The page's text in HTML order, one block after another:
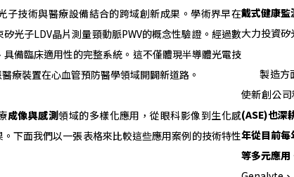
技術與醫療設備結合的跨域創新成果。學術界早在
光子LDV晶片測量頸動脈PWV的概念性驗證。經過數
備臨床適用性的完整系統。這不僅體現半導體光電技
療裝置在心血管預防醫學領域開闢新道路。
成像與感測領域的多樣化應用，從眼科影像到生化感
下面我們以一張表格來比較這些應用案例的技術特性
戴式健康監
大力投資矽
製造方
使新創公
(ASE)也深
年從目前
等多元應